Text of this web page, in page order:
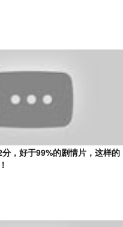
分，好于99%的剧情片，这样的